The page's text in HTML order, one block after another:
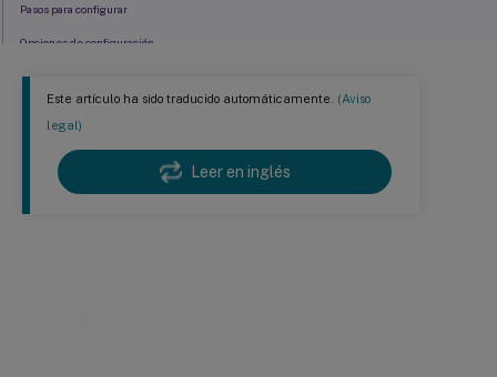
Este artículo ha sido traducido automáticamente. (Aviso
legal)
Leer en inglés
Pasos para configurar
Opciones de configuración
Solución de problemas